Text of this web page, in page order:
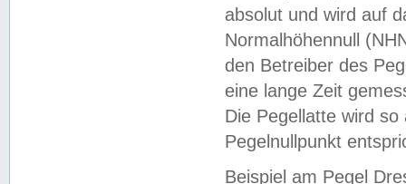
absolut und wird auf
Normalhöhennull
den Betreiber des
eine lange Zeit
Die Pegellatte wird
Pegelnullpunkt
Beispiel am Pegel